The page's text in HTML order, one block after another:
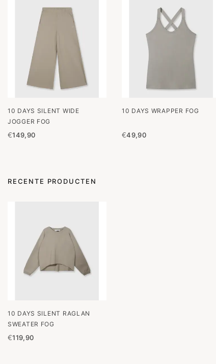
10 DAYS SILENT WIDE
JOGGER FOG
€149,90
10 DAYS WRAPPER FOG
€49,90
RECENTE PRODUCTEN
10 DAYS SILENT RAGLAN
SWEATER FOG
€119,90